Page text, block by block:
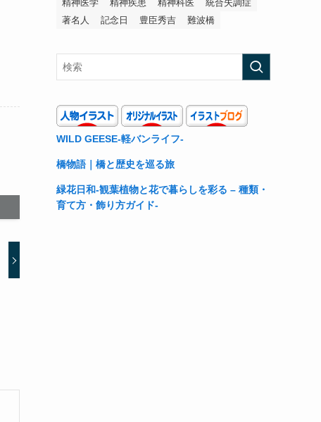
精神医学
精神疾患 精神科医
統合失調症
著名人
記念日 豊臣秀吉 難波橋
WILD GEESE-軽バンライフ-
橋物語｜橋と歴史を巡る旅
緑花日和-観葉植物と花で暮らしを彩る – 種類・
育て方・飾り方ガイド-